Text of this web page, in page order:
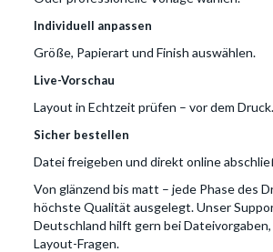
Individuell anpassen
Größe, Papierart und Finish auswählen.
Live-Vorschau
Layout in Echtzeit prüfen – vor dem Druck.
Sicher bestellen
Datei freigeben und direkt online
Von glänzend bis matt – jede Phase des
höchste Qualität ausgelegt. Unser
Deutschland hilft gern bei
Layout-Fragen.